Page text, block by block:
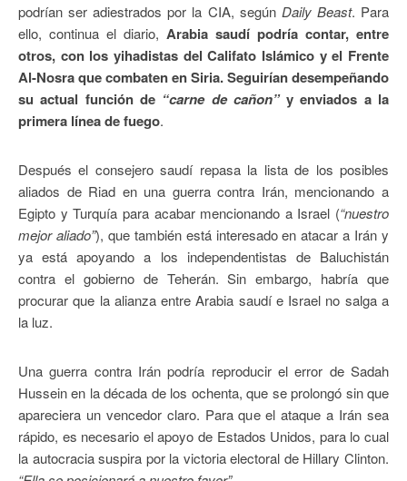
podrían ser adiestrados por la CIA, según Daily Beast. Para
ello, continua el diario, Arabia saudí podría contar, entre
otros, con los yihadistas del Califato Islámico y el Frente
Al-Nosra que combaten en Siria. Seguirían desempeñando
su actual función de “carne de cañon”y enviados a la
primera línea de fuego.
Después el consejero saudí repasa la lista de los posibles
aliados de Riad en una guerra contra Irán, mencionando a
Egipto y Turquía para acabar mencionando a Israel (“nuestro
mejor aliado”), que también está interesado en atacar a Irán y
ya está apoyando a los independentistas de Baluchistán
contra el gobierno de Teherán. Sin embargo, habría que
procurar que la alianza entre Arabia saudí e Israel no salga a
la luz.
Una guerra contra Irán podría reproducir el error de Sadah
Hussein en la década de los ochenta, que se prolongó sin que
apareciera un vencedor claro. Para que el ataque a Irán sea
rápido, es necesario el apoyo de Estados Unidos, para lo cual
la autocracia suspira por la victoria electoral de Hillary Clinton.